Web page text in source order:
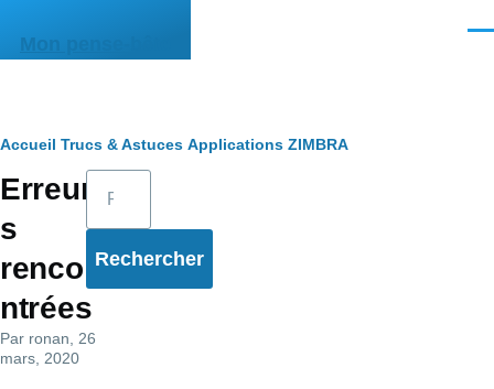
Mon pense-bête
Fil
d'Ariane
Accueil Trucs & Astuces Applications ZIMBRA
Erreur
s
renco
ntrées
Par ronan , 26
mars, 2020
Rechercher